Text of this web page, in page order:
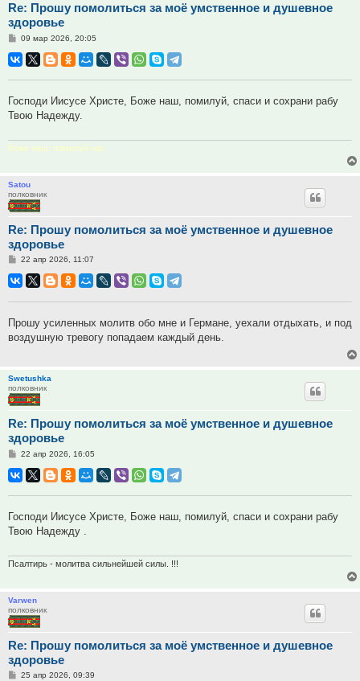
Re: Прошу помолиться за моё умственное и душевное
здоровье
Сообщение
09 мар 2026, 20:05
Господи Иисусе Христе, Боже наш, помилуй, спаси и сохрани рабу
Твою Надежду.
Боже наш, помилуй нас
Satou
полковник
Re: Прошу помолиться за моё умственное и душевное
здоровье
Сообщение
22 апр 2026, 11:07
Прошу усиленных молитв обо мне и Германе, уехали отдыхать, и под
воздушную тревогу попадаем каждый день.
Swetushka
полковник
Re: Прошу помолиться за моё умственное и душевное
здоровье
Сообщение
22 апр 2026, 16:05
Господи Иисусе Христе, Боже наш, помилуй, спаси и сохрани рабу
Твою Надежду .
Псалтирь - молитва сильнейшей силы. !!!
Varwen
полковник
Re: Прошу помолиться за моё умственное и душевное
здоровье
Сообщение
25 апр 2026, 09:39